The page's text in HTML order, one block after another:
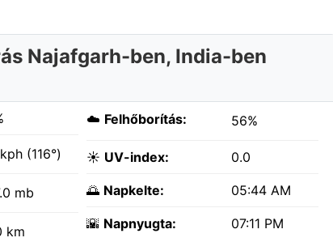
Najafgarh-ben, India-ben
(116°)
mb
km
☁️ Felhőborítás: 56%
☀️ UV-index: 0.0
🌅 Napkelte: 05:44 AM
🌇 Napnyugta: 07:11 PM